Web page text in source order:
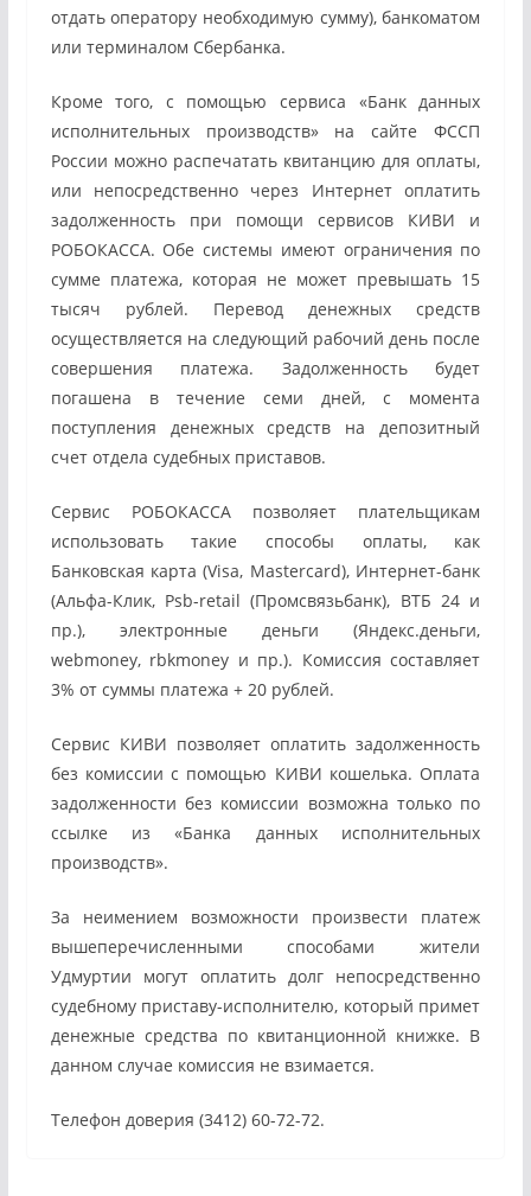
отдать оператору необходимую сумму), банкоматом
или терминалом Сбербанка.
Кроме того, с помощью сервиса «Банк данных
исполнительных производств» на сайте ФССП
России можно распечатать квитанцию для оплаты,
или непосредственно через Интернет оплатить
задолженность при помощи сервисов КИВИ и
РОБОКАССА. Обе системы имеют ограничения по
сумме платежа, которая не может превышать 15
тысяч рублей. Перевод денежных средств
осуществляется на следующий рабочий день после
совершения платежа. Задолженность будет
погашена в течение семи дней, с момента
поступления денежных средств на депозитный
счет отдела судебных приставов.
Сервис РОБОКАССА позволяет плательщикам
использовать такие способы оплаты, как
Банковская карта (Visa, Mastercard), Интернет-банк
(Альфа-Клик, Psb-retail (Промсвязьбанк), ВТБ 24 и
пр.), электронные деньги (Яндекс.деньги,
webmoney, rbkmoney и пр.). Комиссия составляет
3% от суммы платежа + 20 рублей.
Сервис КИВИ позволяет оплатить задолженность
без комиссии с помощью КИВИ кошелька. Оплата
задолженности без комиссии возможна только по
ссылке из «Банка данных исполнительных
производств».
За неимением возможности произвести платеж
вышеперечисленными способами жители
Удмуртии могут оплатить долг непосредственно
судебному приставу-исполнителю, который примет
денежные средства по квитанционной книжке. В
данном случае комиссия не взимается.
Телефон доверия (3412) 60-72-72.